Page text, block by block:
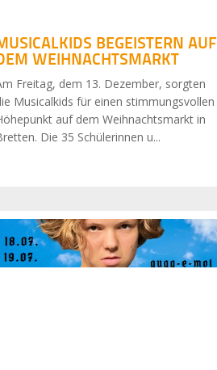
BEGEISTERN AUF
WEIHNACHTSMARKT
Freitag, dem 13. Dezember, sorgten
Musicalkids für einen stimmungsvollen
auf dem Weihnachtsmarkt in
Die 35 Schülerinnen u...